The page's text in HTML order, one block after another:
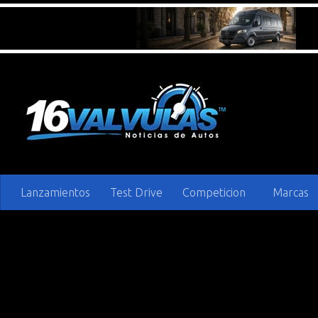
Lanzamientos Test Drive Competicion Marcas